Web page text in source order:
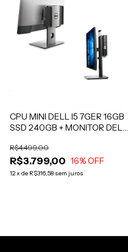
CPU MINI DELL I5 7GER 16GB
SSD 240GB + MONITOR DELL
R$3.799,00
R$4.499,00
16% OFF
12x de R$316,58 sem juros